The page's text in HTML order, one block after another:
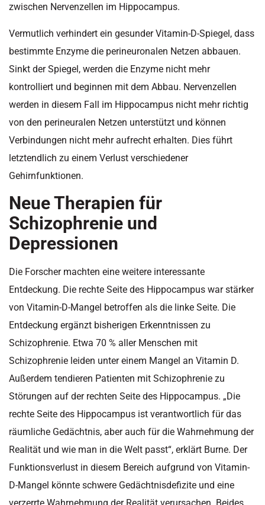
zwischen Nervenzellen im Hippocampus.
Vermutlich verhindert ein gesunder Vitamin-D-Spiegel, dass
bestimmte Enzyme die perineuronalen Netzen abbauen.
Sinkt der Spiegel, werden die Enzyme nicht mehr
kontrolliert und beginnen mit dem Abbau. Nervenzellen
werden in diesem Fall im Hippocampus nicht mehr richtig
von den perineuralen Netzen unterstützt und können
Verbindungen nicht mehr aufrecht erhalten. Dies führt
letztendlich zu einem Verlust verschiedener
Gehirnfunktionen.
Neue Therapien für
Schizophrenie und
Depressionen
Die Forscher machten eine weitere interessante
Entdeckung. Die rechte Seite des Hippocampus war stärker
von Vitamin-D-Mangel betroffen als die linke Seite. Die
Entdeckung ergänzt bisherigen Erkenntnissen zu
Schizophrenie. Etwa 70 % aller Menschen mit
Schizophrenie leiden unter einem Mangel an Vitamin D.
Außerdem tendieren Patienten mit Schizophrenie zu
Störungen auf der rechten Seite des Hippocampus. „Die
rechte Seite des Hippocampus ist verantwortlich für das
räumliche Gedächtnis, aber auch für die Wahrnehmung der
Realität und wie man in die Welt passt“, erklärt Burne. Der
Funktionsverlust in diesem Bereich aufgrund von Vitamin-
D-Mangel könnte schwere Gedächtnisdefizite und eine